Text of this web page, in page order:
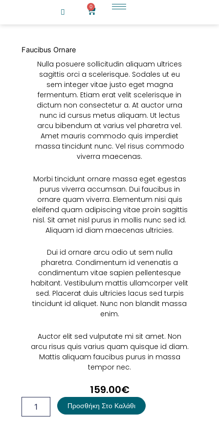
0
Cart
Faucibus Ornare
Nulla posuere sollicitudin aliquam ultrices
sagittis orci a scelerisque. Sodales ut eu
sem integer vitae justo eget magna
fermentum. Etiam erat velit scelerisque in
dictum non consectetur a. At auctor urna
nunc id cursus metus aliquam. Ut lectus
arcu bibendum at varius vel pharetra vel.
Amet mauris commodo quis imperdiet
massa tincidunt nunc. Vel risus commodo
viverra maecenas.
Morbi tincidunt ornare massa eget egestas
purus viverra accumsan. Dui faucibus in
ornare quam viverra. Elementum nisi quis
eleifend quam adipiscing vitae proin sagittis
nisl. Sit amet nisl purus in mollis nunc sed id.
Aliquam id diam maecenas ultricies.
Dui id ornare arcu odio ut sem nulla
pharetra. Condimentum id venenatis a
condimentum vitae sapien pellentesque
habitant. Vestibulum mattis ullamcorper velit
sed. Placerat duis ultricies lacus sed turpis
tincidunt id aliquet. Nunc non blandit massa
enim.
Auctor elit sed vulputate mi sit amet. Non
arcu risus quis varius quam quisque id diam.
Mattis aliquam faucibus purus in massa
tempor nec.
159.00€
Ornare
Προσθήκη Στο Καλάθι